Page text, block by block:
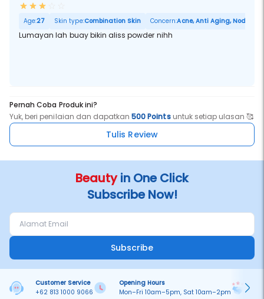
Age:27 Skin type:Combination Skin Concern:Acne, Anti Aging, Noda
Lumayan lah buay bikin aliss powder nihh
Pernah Coba Produk ini?
Yuk, beri penilaian dan dapatkan500 Pointsuntuk setiap ulasan 🥰
Tulis Review
Beautyin One Click
Subscribe Now!
Subscribe
Customer Service
+62 813 1000 9066
Opening Hours
Mon–Fri 10am–5pm, Sat 10am–2pm